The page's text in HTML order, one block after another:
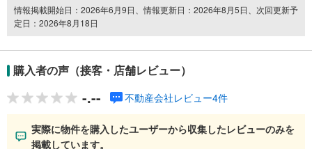
情報掲載開始日：2026年6月9日、情報更新日：2026年8月5日、次回更新予
定日：2026年8月18日
購入者の声（接客・店舗レビュー）
-.-- 不動産会社レビュー4件
実際に物件を購入したユーザーから収集したレビューのみを
掲載しています。